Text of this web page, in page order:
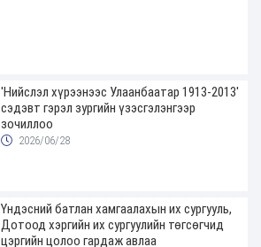
'Нийслэл хүрээнээс Улаанбаатар 1913-2013'
сэдэвт гэрэл зургийн үзэсгэлэнгээр
зочиллоо
2026/06/28
Үндэсний батлан хамгаалахын их сургууль,
Дотоод хэргийн их сургуулийн төгсөгчид
цэргийн цолоо гардаж авлаа